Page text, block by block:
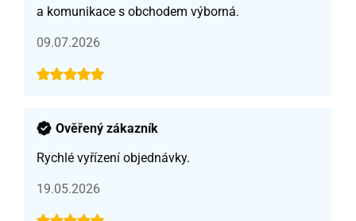
a komunikace s obchodem výborná.
09.07.2026
Ověřený zákazník
Rychlé vyřízení objednávky.
19.05.2026